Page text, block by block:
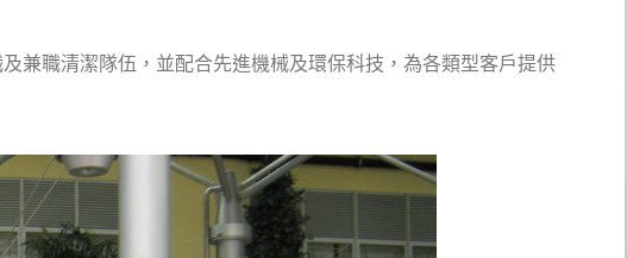
兼職清潔隊伍，並配合先進機械及環保科技，為各類型客戶提供